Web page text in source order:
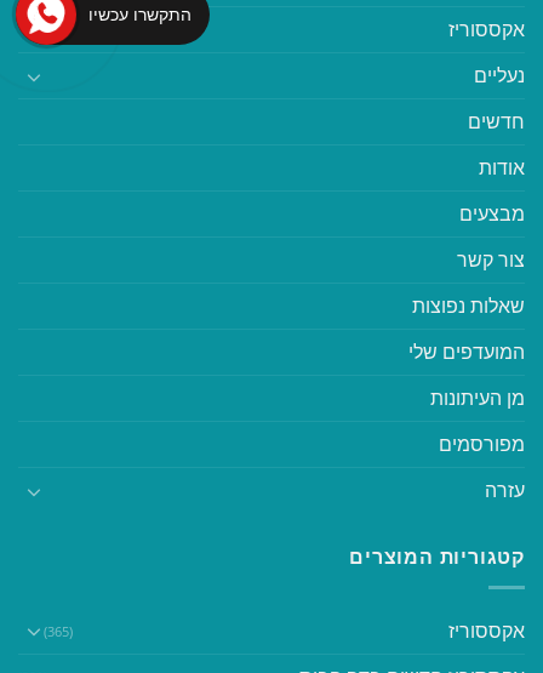
אקססוריז
נעליים
חדשים
אודות
מבצעים
צור קשר
שאלות נפוצות
המועדפים שלי
מן העיתונות
מפורסמים
עזרה
קטגוריות המוצרים
אקססוריז (365)
התקשרו עכשיו